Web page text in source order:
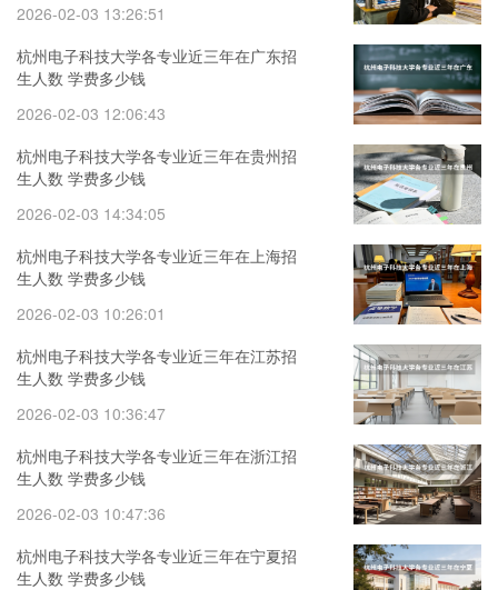
2026-02-03 13:26:51
杭州电子科技大学各专业近三年在广东招
生人数 学费多少钱
2026-02-03 12:06:43
杭州电子科技大学各专业近三年在贵州招
生人数 学费多少钱
2026-02-03 14:34:05
杭州电子科技大学各专业近三年在上海招
生人数 学费多少钱
2026-02-03 10:26:01
杭州电子科技大学各专业近三年在江苏招
生人数 学费多少钱
2026-02-03 10:36:47
杭州电子科技大学各专业近三年在浙江招
生人数 学费多少钱
2026-02-03 10:47:36
杭州电子科技大学各专业近三年在宁夏招
生人数 学费多少钱